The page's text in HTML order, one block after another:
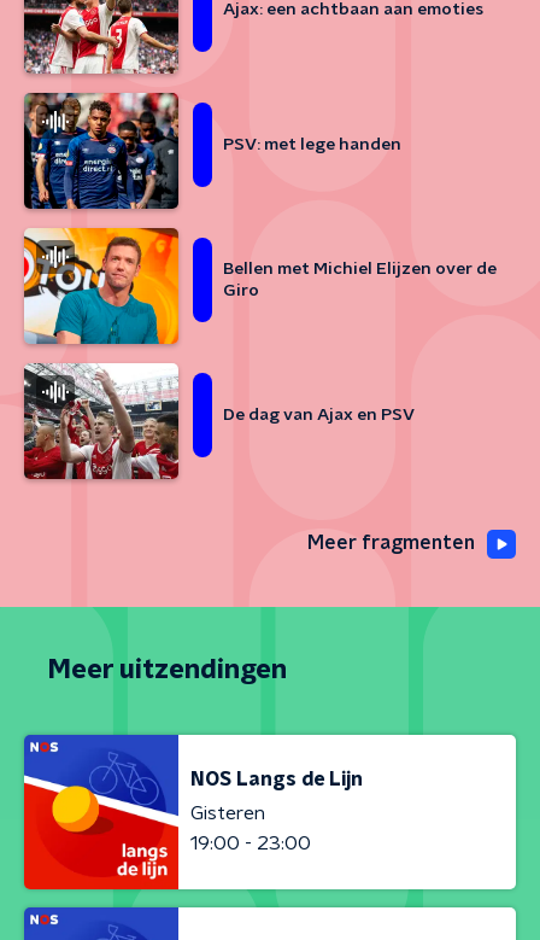
Ajax: een achtbaan aan emoties
PSV: met lege handen
Bellen met Michiel Elijzen over de
Giro
De dag van Ajax en PSV
Meer fragmenten
Meer uitzendingen
NOS Langs de Lijn
Gisteren
19:00 - 23:00